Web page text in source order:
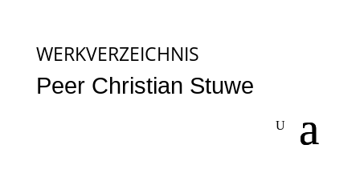
WERKVERZEICHNIS
Peer Christian Stuwe